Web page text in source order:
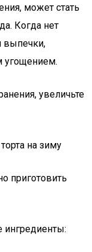
может стать
Когда нет
выпечки,
угощением.
увеличьте
на зиму
приготовить
ингредиенты: